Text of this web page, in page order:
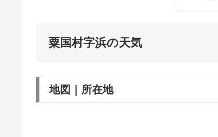
粟国村字浜の天気
地図｜所在地